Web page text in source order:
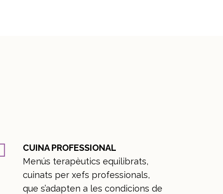
CUINA PROFESSIONAL
Menús terapèutics equilibrats,
cuinats per xefs professionals,
que s’adapten a les condicions de